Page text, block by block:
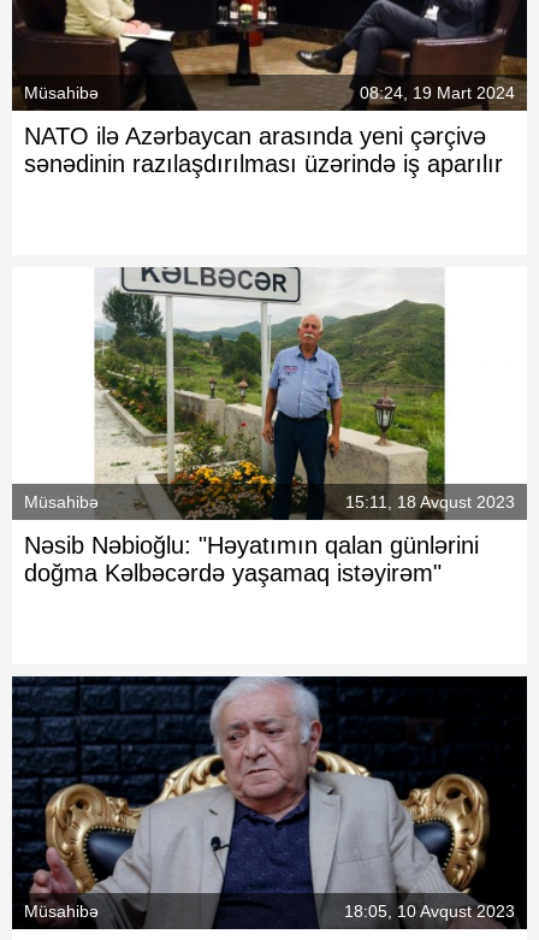
Müsahibə 08:24, 19 Mart 2024
NATO ilə Azərbaycan arasında yeni çərçivə
sənədinin razılaşdırılması üzərində iş aparılır
Müsahibə 15:11, 18 Avqust 2023
Nəsib Nəbioğlu: "Həyatımın qalan günlərini
doğma Kəlbəcərdə yaşamaq istəyirəm"
Müsahibə 18:05, 10 Avqust 2023